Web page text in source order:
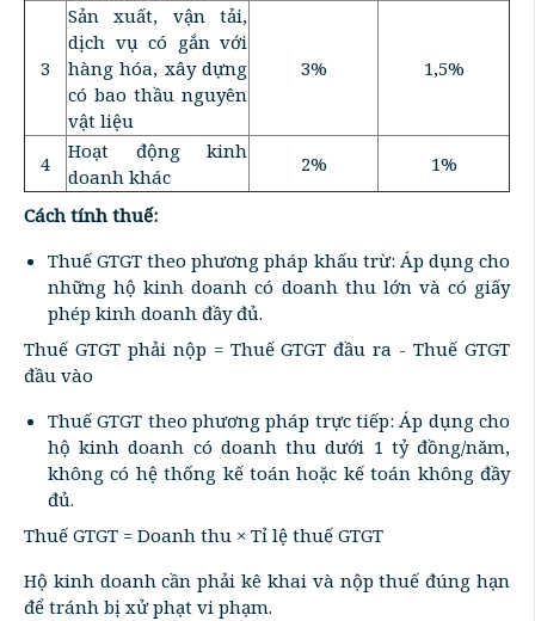
3
Sản xuất, vận tải,
dịch vụ có gắn với
hàng hóa, xây dựng
có bao thầu nguyên
vật liệu
3% 1,5%
4
Hoạt động kinh
doanh khác
2% 1%
Cách tính thuế:
Thuế GTGT theo phương pháp khấu trừ: Áp dụng cho
những hộ kinh doanh có doanh thu lớn và có giấy
phép kinh doanh đầy đủ.
Thuế GTGT phải nộp = Thuế GTGT đầu ra - Thuế GTGT
đầu vào
Thuế GTGT theo phương pháp trực tiếp: Áp dụng cho
hộ kinh doanh có doanh thu dưới 1 tỷ đồng/năm,
không có hệ thống kế toán hoặc kế toán không đầy
đủ.
Thuế GTGT = Doanh thu × Tỉ lệ thuế GTGT
Hộ kinh doanh cần phải kê khai và nộp thuế đúng hạn
để tránh bị xử phạt vi phạm.